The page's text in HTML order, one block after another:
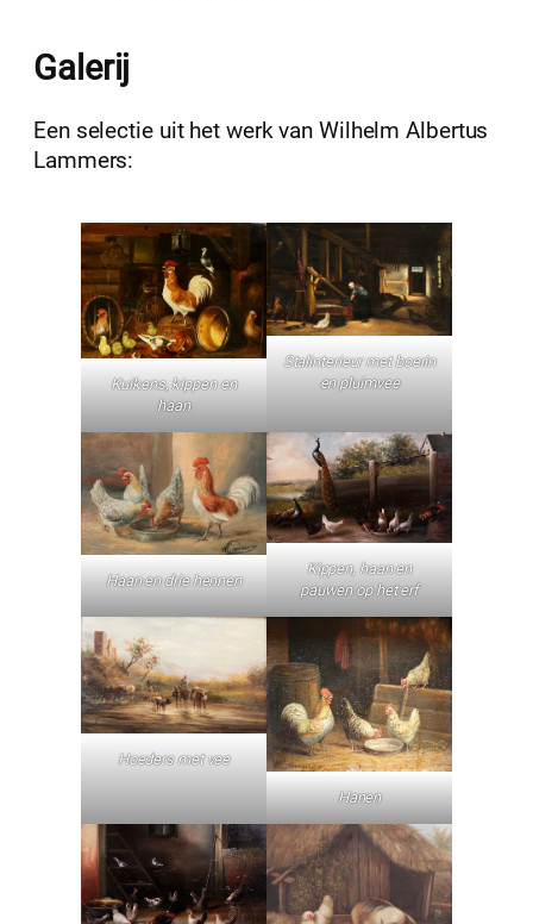
Galerij
Een selectie uit het werk van Wilhelm Albertus
Lammers:
Kuikens, kippen en
haan
Stalinterieur met boerin
en pluimvee
Haan en drie hennen
Kippen, haan en
pauwen op het erf
Hoeders met vee
Hanen